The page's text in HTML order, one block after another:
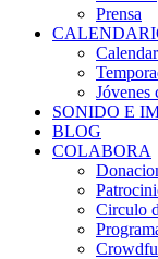
Prensa
Jóvenes
SONIDO E
BLOG
COLABORA
Circulo